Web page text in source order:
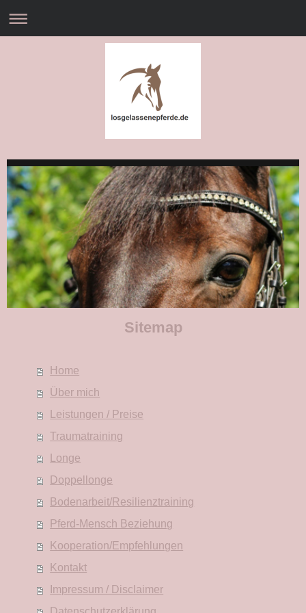
Sitemap
Home
Über mich
Leistungen / Preise
Traumatraining
Longe
Doppellonge
Bodenarbeit/Resilienztraining
Pferd-Mensch Beziehung
Kooperation/Empfehlungen
Kontakt
Impressum / Disclaimer